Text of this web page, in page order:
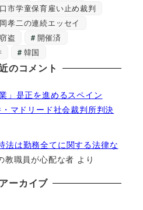
市学童保育雇い止め裁判
孝二の連続エッセイ
盗
開催済
韓国
のコメント
」是正を進めるスペイン
・マドリード社会裁判所判決
法は勤務全てに関する法律な
教職員が心配な者 より
アーカイブ